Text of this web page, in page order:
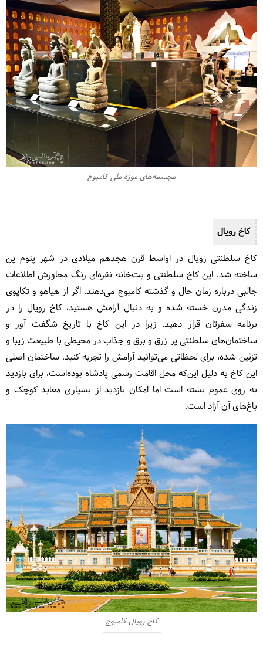
مجسمه‌های موزه ملی کامبوج
کاخ رویال
کاخ سلطنتی رویال در اواسط قرن هجدهم میلادی در شهر پنوم پن
ساخته شد. این کاخ سلطنتی و بت‌خانه نقره‌ای رنگ مجاورش اطلاعات
جالبی درباره زمان حال و گذشته کامبوج می‌دهند. اگر از هیاهو و تکاپوی
زندگی مدرن خسته شده و به دنبال آرامش هستید، کاخ رویال را در
برنامه سفرتان قرار دهید. زیرا در این کاخ با تاریخ شگفت آور و
ساختمان‌های سلطنتی پر زرق و برق و جذاب در محیطی با طبیعت زیبا و
تزئین شده، برای لحظاتی می‌توانید آرامش را تجربه کنید. ساختمان اصلی
این کاخ به دلیل این‌که محل اقامت رسمی پادشاه بوده‌است، برای بازدید
به روی عموم بسته است اما امکان بازدید از بسیاری معابد کوچک و
باغ‌های آن آزاد است.
کاخ رویال کامبوج